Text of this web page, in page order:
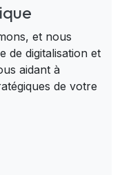
et nous
de digitalisation et
aidant à
de votre